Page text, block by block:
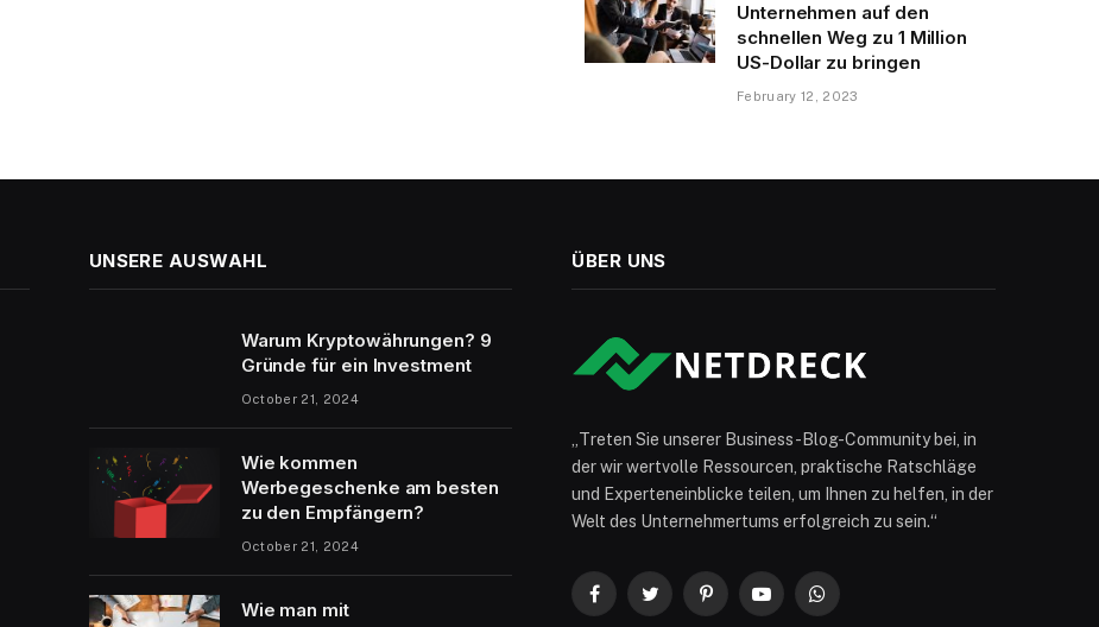
Unternehmen auf den
schnellen Weg zu 1 Million
US-Dollar zu bringen
February 12, 2023
UNSERE AUSWAHL
Warum Kryptowährungen? 9
Gründe für ein Investment
October 21, 2024
Wie kommen
Werbegeschenke am besten
zu den Empfängern?
October 21, 2024
Wie man mit
ÜBER UNS
„Treten Sie unserer Business-Blog-Community bei, in
der wir wertvolle Ressourcen, praktische Ratschläge
und Experteneinblicke teilen, um Ihnen zu helfen, in der
Welt des Unternehmertums erfolgreich zu sein.“
FacebookTwitterPinterestYouTubeWhatsApp